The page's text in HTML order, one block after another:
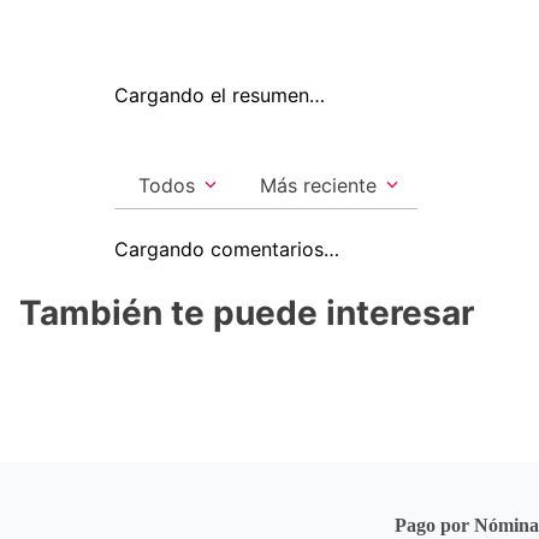
Cargando el resumen…
Más reciente
Todos
Cargando comentarios…
También te puede interesar
Pago por Nómina